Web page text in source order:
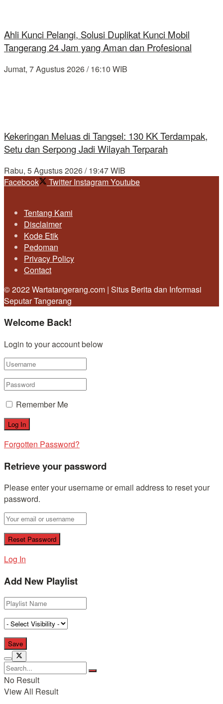
Ahli Kunci Pelangi, Solusi Duplikat Kunci Mobil
Tangerang 24 Jam yang Aman dan Profesional
Jumat, 7 Agustus 2026 / 16:10 WIB
Kekeringan Meluas di Tangsel: 130 KK Terdampak,
Setu dan Serpong Jadi Wilayah Terparah
Rabu, 5 Agustus 2026 / 19:47 WIB
Facebook
Twitter InstagramYoutube
Tentang Kami
Disclaimer
Kode Etik
Pedoman
Privacy Policy
Contact
© 2022 Wartatangerang.com | Situs Berita dan Informasi
Seputar Tangerang
Welcome Back!
Login to your account below
Remember Me
Forgotten Password?
Retrieve your password
Please enter your username or email address to reset your
password.
Log In
Add New Playlist
No Result
View All Result